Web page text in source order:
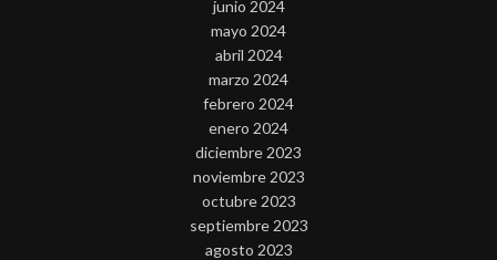
junio 2024
mayo 2024
abril 2024
marzo 2024
febrero 2024
enero 2024
diciembre 2023
noviembre 2023
octubre 2023
septiembre 2023
agosto 2023